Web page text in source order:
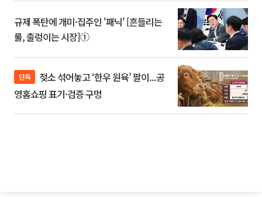
규제 폭탄에 개미·집주인 '패닉' [흔들리는
룰, 출렁이는 시장]①
단독
영홈쇼핑 표기·검증 구멍